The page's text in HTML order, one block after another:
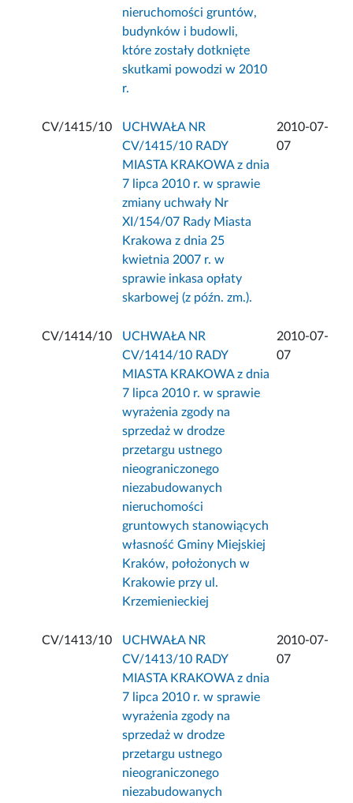
nieruchomości gruntów,
budynków i budowli,
które zostały dotknięte
skutkami powodzi w 2010
r.
CV/1415/10
UCHWAŁA NR
CV/1415/10 RADY
MIASTA KRAKOWA z dnia
7 lipca 2010 r. w sprawie
zmiany uchwały Nr
XI/154/07 Rady Miasta
Krakowa z dnia 25
kwietnia 2007 r. w
sprawie inkasa opłaty
skarbowej (z późn. zm.).
2010-07-
07
CV/1414/10
UCHWAŁA NR
CV/1414/10 RADY
MIASTA KRAKOWA z dnia
7 lipca 2010 r. w sprawie
wyrażenia zgody na
sprzedaż w drodze
przetargu ustnego
nieograniczonego
niezabudowanych
nieruchomości
gruntowych stanowiących
własność Gminy Miejskiej
Kraków, położonych w
Krakowie przy ul.
Krzemienieckiej
2010-07-
07
CV/1413/10
UCHWAŁA NR
CV/1413/10 RADY
MIASTA KRAKOWA z dnia
7 lipca 2010 r. w sprawie
wyrażenia zgody na
sprzedaż w drodze
przetargu ustnego
nieograniczonego
niezabudowanych
2010-07-
07